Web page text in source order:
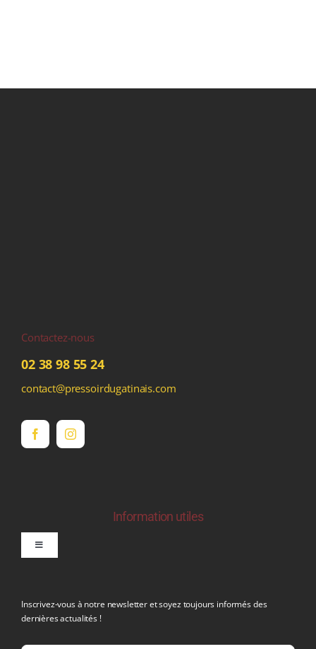
Contactez-nous
02 38 98 55 24
contact@pressoirdugatinais.com
Information utiles
Toggle
Inscrivez-vous à notre newsletter et soyez toujours informés des
dernières actualités !